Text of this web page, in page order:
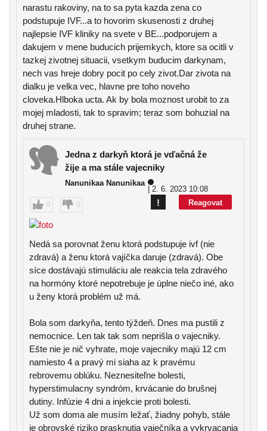
narastu rakoviny, na to sa pyta kazda zena co
podstupuje IVF...a to hovorim skusenosti z druhej
najlepsie IVF kliniky na svete v BE...podporujem a
dakujem v mene buducich prijemkych, ktore sa ocitli v
tazkej zivotnej situacii, vsetkym buducim darkynam,
nech vas hreje dobry pocit po cely zivot.Dar zivota na
dialku je velka vec, hlavne pre toho noveho
cloveka.Hlboka ucta. Ak by bola moznost urobit to za
mojej mladosti, tak to spravim; teraz som bohuzial na
druhej strane.
Jedna z darkyň ktorá je vďačná že
žije a ma stále vajecniky
Nanunikaa Nanunikaa
| 2. 6. 2023 10:08
0
0 Reagovat
!
Nedá sa porovnat ženu ktorá podstupuje ivf (nie
zdravá) a ženu ktorá vajíčka daruje (zdravá). Obe
síce dostávajú stimuláciu ale reakcia tela zdravého
na hormóny ktoré nepotrebuje je úplne niečo iné, ako
u ženy ktorá problém už má.
Bola som darkyňa, tento týždeň. Dnes ma pustili z
nemocnice. Len tak tak som neprišla o vajecniky.
Ešte nie je nič vyhrate, moje vajecniky majú 12 cm
namiesto 4 a pravý mi siaha az k pravému
rebrovemu oblúku. Neznesiteľne bolesti,
hyperstimulacny syndróm, krvácanie do brušnej
dutiny. Infúzie 4 dni a injekcie proti bolesti.
Už som doma ale musím ležať, žiadny pohyb, stále
je obrovské riziko prasknutia vaječníka a vykrvacania